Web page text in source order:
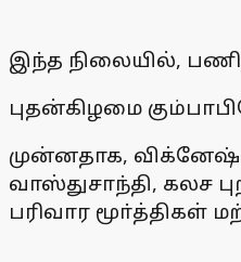
இந்த நிலையில்,
புதன்கிழமை
முன்னதாக,
வாஸ்துசாந்தி, கலச
பரிவார மூா்த்திகள்